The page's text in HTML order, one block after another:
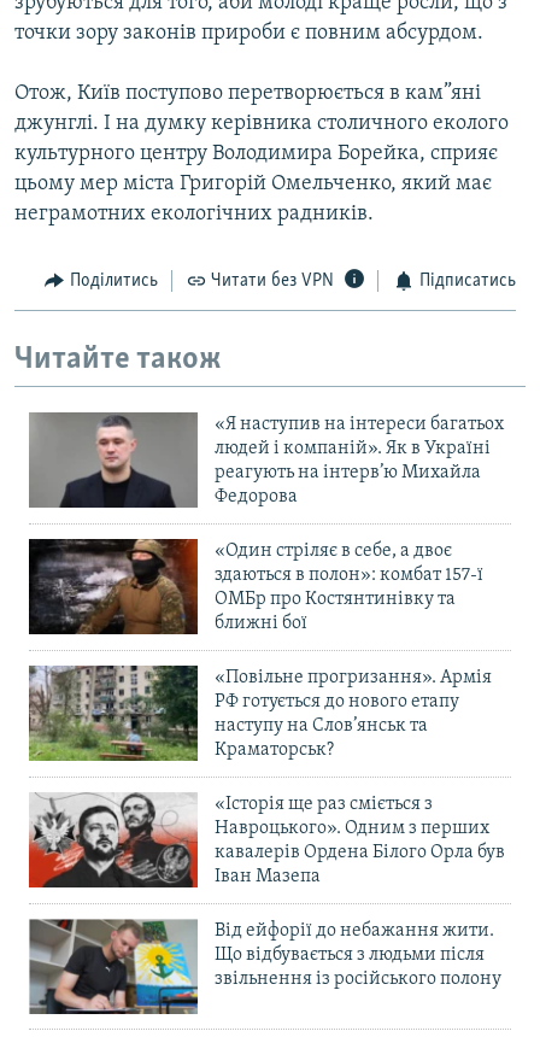
точки зору законів прироби є повним абсурдом.
Отож, Київ поступово перетворюється в кам”яні
джунглі. І на думку керівника столичного еколого
культурного центру Володимира Борейка, сприяє
цьому мер міста Григорій Омельченко, який має
неграмотних екологічних радників.
Поділитись Читати без VPN Підписатись
Читайте також
«Я наступив на інтереси багатьох
людей і компаній». Як в Україні
реагують на інтерв’ю Михайла
Федорова
«Один стріляє в себе, а двоє
здаються в полон»: комбат 157-ї
ОМБр про Костянтинівку та
ближні бої
«Повільне прогризання». Армія
РФ готується до нового етапу
наступу на Слов’янськ та
Краматорськ?
«Історія ще раз сміється з
Навроцького». Одним з перших
кавалерів Ордена Білого Орла був
Іван Мазепа
Від ейфорії до небажання жити.
Що відбувається з людьми після
звільнення із російського полону